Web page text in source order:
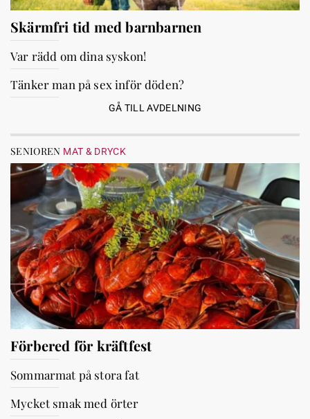
Skärmfri tid med barnbarnen
Var rädd om dina syskon!
Tänker man på sex inför döden?
GÅ TILL AVDELNING
SENIOREN MAT & DRYCK
Förbered för kräftfest
Sommarmat på stora fat
Mycket smak med örter